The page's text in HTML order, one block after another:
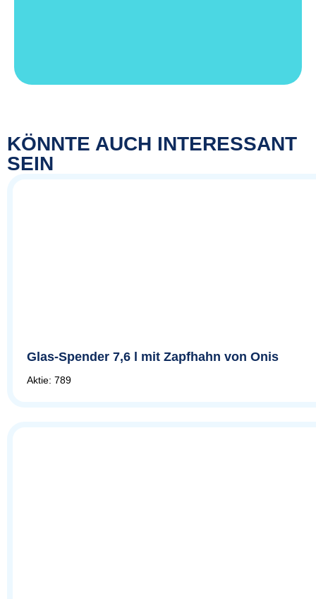
KÖNNTE AUCH INTERESSANT
SEIN
Glas-Spender 7,6 l mit Zapfhahn von Onis
Aktie: 789